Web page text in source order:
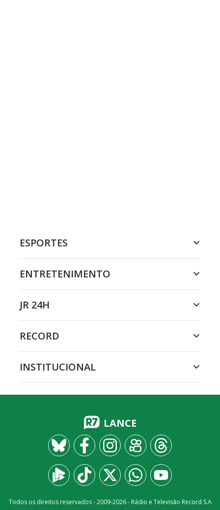
ESPORTES
ENTRETENIMENTO
JR 24H
RECORD
INSTITUCIONAL
LANCE
Todos os direitos reservados - 2009-2026- Rádio e Televisão Record S.A